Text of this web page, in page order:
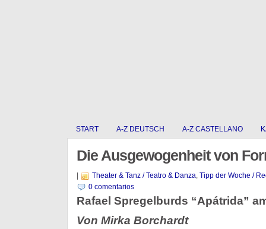
START A-Z DEUTSCH A-Z CASTELLANO
Die Ausgewogenheit von
Theater & Tanz / Teatro & Danza, Tipp der Woche /
0 comentarios
Rafael Spregelburds “Apátrida”
Von Mirka Borchardt